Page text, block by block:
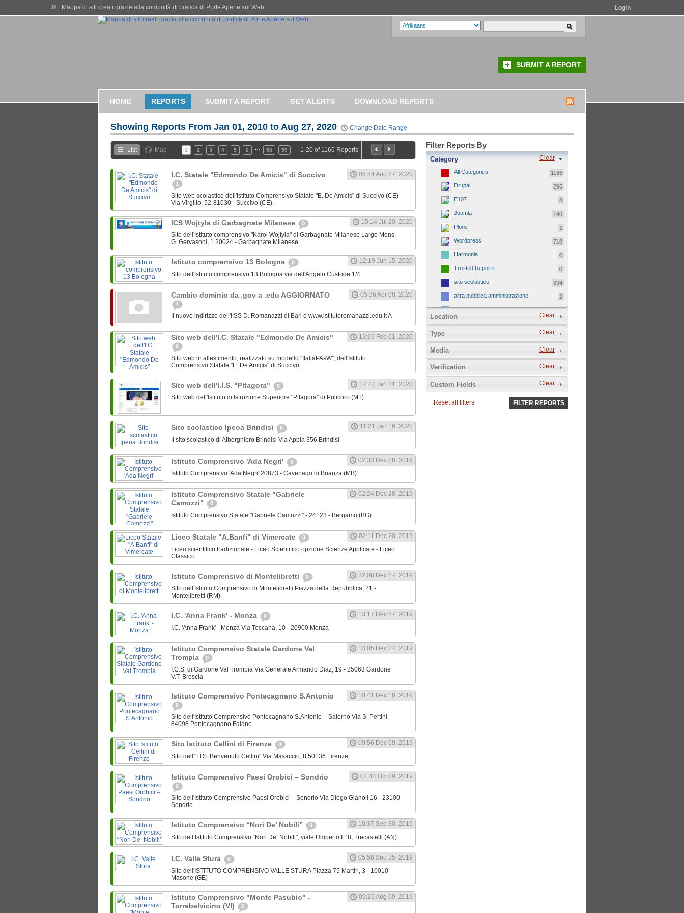
» Mappa di siti creati grazie alla comunità di pratica di Porte Aperte sul Web Login
SUBMIT A REPORT
HOME REPORTS SUBMIT A REPORT GET ALERTS DOWNLOAD REPORTS
Showing Reports From Jan 01, 2010 to Aug 27, 2020 Change Date Range
List Map 1 2 3 4 5 6 58 59 1-20 of 1166 Reports
I.C. Statale "Edmondo De Amicis" di Succivo
1
06:54 Aug 27, 2020
Sito web scolastico dell'Istituto Comprensivo Statale "E. De Amicis" di Succivo (CE)
Via Virgilio, 52-81030 - Succivo (CE).
ICS Wojtyla di Garbagnate Milanese 0
15:14 Jul 20, 2020
Sito dell'Istituto comprensivo "Karol Wojtyla" di Garbagnate Milanese Largo Mons.
G. Gervasoni, 1 20024 - Garbagnate Milanese
Istituto comprensivo 13 Bologna 0
12:19 Jun 15, 2020
Sito dell'Istituto comprensivo 13 Bologna via dell'Angelo Custode 1/4
Cambio dominio da .gov a .edu AGGIORNATO
1
05:36 Apr 08, 2020
Il nuovo indirizzo dell'IISS D. Romanazzi di Bari è www.istitutoromanazzi.edu.it A
Sito web dell'I.C. Statale "Edmondo De Amicis"
0
13:39 Feb 01, 2020
Sito web in allestimento, realizzato su modello "ItaliaPAsW", dell'Istituto
Comprensivo Statale "E. De Amicis" di Succivo...
Sito web dell'I.I.S. "Pitagora" 0
17:44 Jan 21, 2020
Sito web dell'Istituto di Istruzione Superiore "Pitagora" di Policoro (MT)
Sito scolastico Ipeoa Brindisi 0
11:21 Jan 16, 2020
Il sito scolastico di Alberghiero Brindisi Via Appia 356 Brindisi
Istituto Comprensivo 'Ada Negri' 0
02:33 Dec 28, 2019
Istituto Comprensivo 'Ada Negri' 20873 - Cavenago di Brianza (MB)
Istituto Comprensivo Statale "Gabriele
Camozzi"
0
02:24 Dec 28, 2019
Istituto Comprensivo Statale "Gabriele Camozzi" - 24123 - Bergamo (BG)
Liceo Statale "A.Banfi" di Vimercate 0
02:11 Dec 28, 2019
Liceo scientifico tradizionale - Liceo Scientifico opzione Scienze Applicate - Liceo
Classico
Istituto Comprensivo di Montelibretti 0
22:08 Dec 27, 2019
Sito dell'Istituto Comprensivo di Montelibretti Piazza della Repubblica, 21 -
Montelibretti (RM)
I.C. 'Anna Frank' - Monza 0
13:17 Dec 27, 2019
I.C. 'Anna Frank' - Monza Via Toscana, 10 - 20900 Monza
Istituto Comprensivo Statale Gardone Val
Trompia
0
13:05 Dec 27, 2019
I.C.S. di Gardone Val Trompia Via Generale Armando Diaz, 19 - 25063 Gardone
V.T. Brescia
Istituto Comprensivo Pontecagnano S.Antonio
0
10:41 Dec 18, 2019
Sito dell'Istituto Comprensivo Pontecagnano S.Antonio – Salerno Via S. Pertini -
84098 Pontecagnano Faiano
Sito Istituto Cellini di Firenze 0
09:56 Dec 09, 2019
Sito dell'"I.I.S. Benvenuto Cellini" Via Masaccio, 8 50136 Firenze
Istituto Comprensivo Paesi Orobici – Sondrio
0
04:44 Oct 09, 2019
Sito dell'Istituto Comprensivo Paesi Orobici – Sondrio Via Diego Gianoli 16 - 23100
Sondrio
Istituto Comprensivo “Nori De’ Nobili” 0
10:37 Sep 30, 2019
Sito dell’Istituto Comprensivo “Nori De’ Nobili”, viale Umberto I 18, Trecastelli (AN)
I.C. Valle Stura 0
05:58 Sep 25, 2019
Sito dell'ISTITUTO COMPRENSIVO VALLE STURA Piazza 75 Martiri, 3 - 16010
Masone (GE)
Istituto Comprensivo "Monte Pasubio" -
Torrebelvicino (VI)
0
09:25 Aug 09, 2019
Filter Reports By
Clear
Category
All Categories 1166
Drupal 296
E107 8
Joomla 140
Plone 3
Wordpress 718
Harmonia 0
Trusted Reports 0
sito scolastico 394
altra pubblica amministrazione 2
sito tematico 8
Clear
Location
Clear
Type
Clear
Media
Clear
Verification
Clear
Custom Fields
Reset all filters FILTER REPORTS